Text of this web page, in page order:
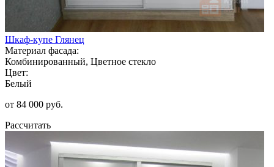
Шкаф-купе Глянец
Материал фасада:
Комбинированный, Цветное стекло
Цвет:
Белый
от 84 000 руб.
Рассчитать